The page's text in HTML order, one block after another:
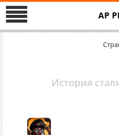
AP
История